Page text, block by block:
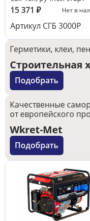
15 371 ₽ Нет в
Артикул СГБ 3000Р
Герметики, клеи,
Строительная
Подобрать
Качественные
от европейского
Wkret-Met
Подобрать